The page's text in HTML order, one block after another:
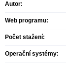
Autor:
Web programu:
Počet stažení:
Operační systémy: